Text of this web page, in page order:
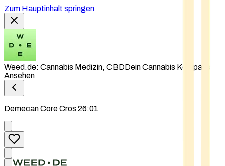
Zum Hauptinhalt springen
Weed.de: Cannabis Medizin, CBDDein Cannabis Kompass
Ansehen
Demecan Core Cros 26:01